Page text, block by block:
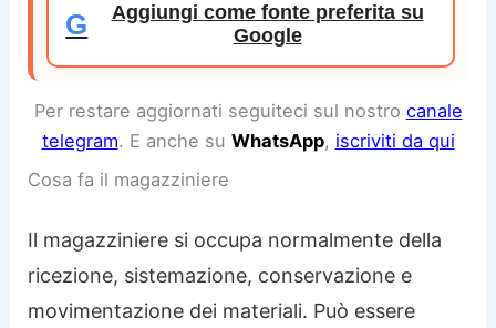
G
Aggiungi come fonte preferita su
Google
Per restare aggiornati seguiteci sul nostro canale
telegram. E anche su WhatsApp, iscriviti da qui
Cosa fa il magazziniere
Il magazziniere si occupa normalmente della
ricezione, sistemazione, conservazione e
movimentazione dei materiali. Può essere